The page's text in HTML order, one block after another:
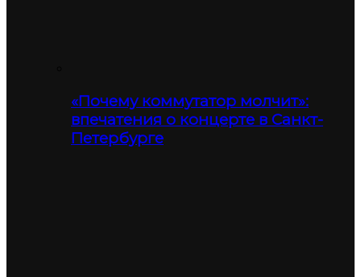
«Почему коммутатор молчит»:
впечатения о концерте в Санкт-
Петербурге